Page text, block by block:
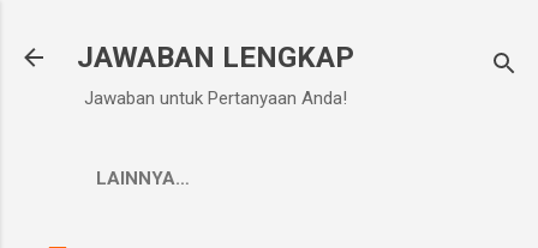
JAWABAN LENGKAP
Jawaban untuk Pertanyaan Anda!
LAINNYA…